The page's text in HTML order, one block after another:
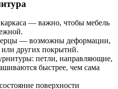
каркаса — важно, чтобы мебель
— возможны деформации,
или других покрытий.
петли, направляющие,
быстрее, чем сама
поверхности